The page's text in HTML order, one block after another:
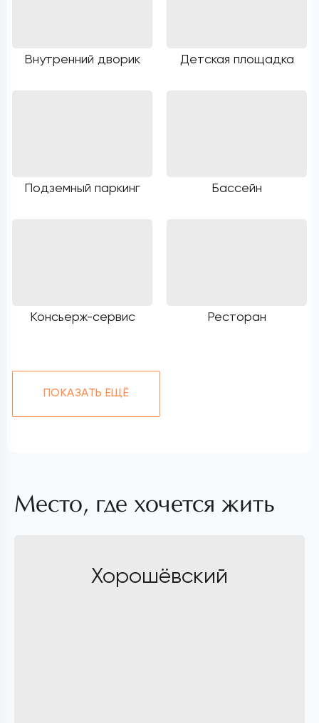
Внутренний дворик Детская площадка
Подземный паркинг Бассейн
Консьерж-сервис Ресторан
ПОКАЗАТЬ ЕЩЁ
Место, где хочется жить
Хорошёвский